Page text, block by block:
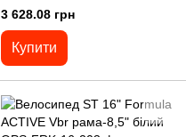
сталева рама, дискові гальма,
дод. колеса, дзвоник,
бутилочка, корзинка
3 628.08 грн
Купити